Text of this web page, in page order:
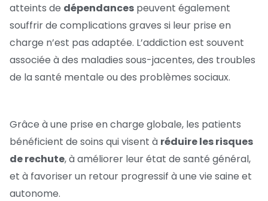
atteints de dépendances peuvent également
souffrir de complications graves si leur prise en
charge n’est pas adaptée. L’addiction est souvent
associée à des maladies sous-jacentes, des troubles
de la santé mentale ou des problèmes sociaux.
Grâce à une prise en charge globale, les patients
bénéficient de soins qui visent à réduire les risques
de rechute, à améliorer leur état de santé général,
et à favoriser un retour progressif à une vie saine et
autonome.